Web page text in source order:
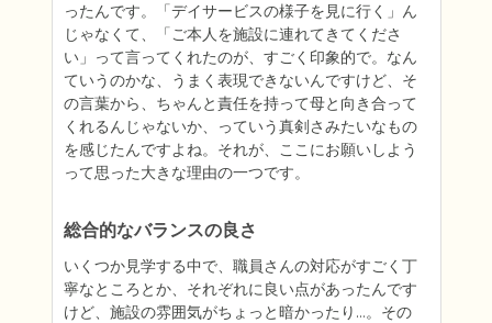
ったんです。「デイサービスの様子を見に行く」ん
じゃなくて、「ご本人を施設に連れてきてくださ
い」って言ってくれたのが、すごく印象的で。なん
ていうのかな、うまく表現できないんですけど、そ
の言葉から、ちゃんと責任を持って母と向き合って
くれるんじゃないか、っていう真剣さみたいなもの
を感じたんですよね。それが、ここにお願いしよう
って思った大きな理由の一つです。
総合的なバランスの良さ
いくつか見学する中で、職員さんの対応がすごく丁
寧なところとか、それぞれに良い点があったんです
けど、施設の雰囲気がちょっと暗かったり…。その